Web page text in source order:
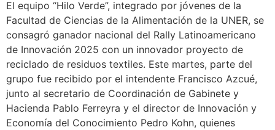
El equipo “Hilo Verde”, integrado por jóvenes de la
Facultad de Ciencias de la Alimentación de la UNER, se
consagró ganador nacional del Rally Latinoamericano
de Innovación 2025 con un innovador proyecto de
reciclado de residuos textiles. Este martes, parte del
grupo fue recibido por el intendente Francisco Azcué,
junto al secretario de Coordinación de Gabinete y
Hacienda Pablo Ferreyra y el director de Innovación y
Economía del Conocimiento Pedro Kohn, quienes